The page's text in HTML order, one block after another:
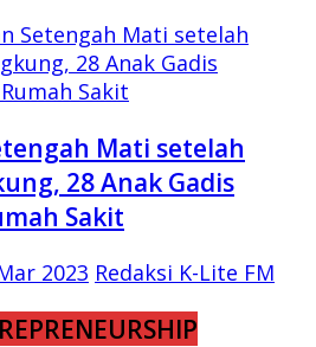
Mati setelah
28 Anak Gadis
Sakit
2023 Redaksi K-Lite FM